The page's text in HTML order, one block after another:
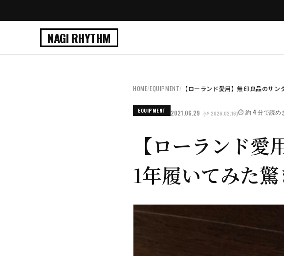
NAGI RHYTHM
HOME/EQUIPMENT/ 【ローランド愛用】無印良品のサン
EQUIPMENT 2021.06.29 (↺ 2026.02.16)⏱️ 約 4 分で読め
【ローランド
1年履いてみた